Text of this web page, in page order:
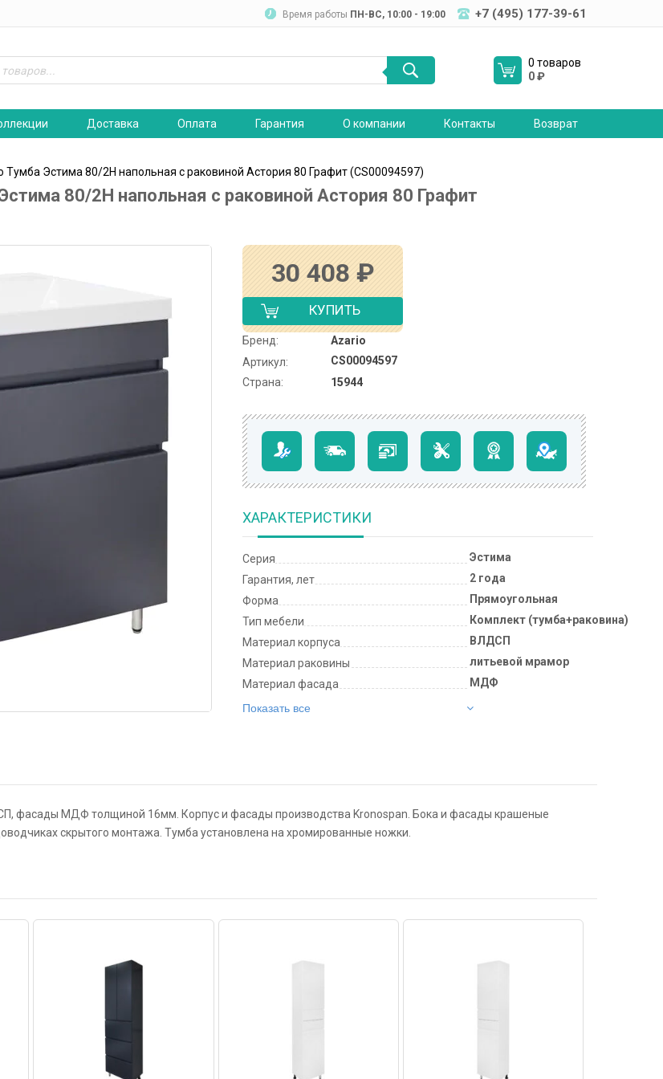
Время работы ПН-ВC, 10:00 - 19:00 +7 (495) 177-39-61
0 товаров
0₽
Доставка Оплата Гарантия О компании Контакты Возврат
Тумба Эстима 80/2Н напольная с раковиной Астория 80 Графит (CS00094597)
80/2Н напольная с раковиной Астория 80 Графит
30 408 ₽
КУПИТЬ
Бренд:
Azario
Артикул:
CS00094597
Страна:
15944
ХАРАКТЕРИСТИКИ
Серия
Эстима
Гарантия, лет
2 года
Форма
Прямоугольная
Тип мебели
Комплект (тумба+раковина)
Материал корпуса
ВЛДСП
Материал раковины
литьевой мрамор
Материал фасада
МДФ
Показать все
фасады МДФ толщиной 16мм. Корпус и фасады производства Kronospan. Бока и фасады крашеные
скрытого монтажа. Тумба установлена на хромированные ножки.